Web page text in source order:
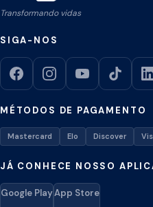
Transformando vidas
SIGA-NOS
MÉTODOS DE PAGAMENTO
Mastercard Elo Discover
JÁ CONHECE NOSSO
Google PlayApp Store